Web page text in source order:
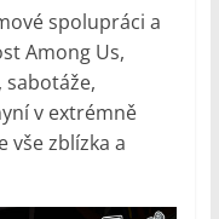
spolupráci a
Among Us,
v extrémně
vše zblízka a